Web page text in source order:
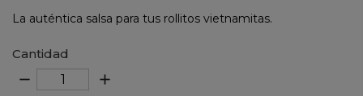
La auténtica salsa para tus rollitos vietnamitas.
Cantidad
remove add